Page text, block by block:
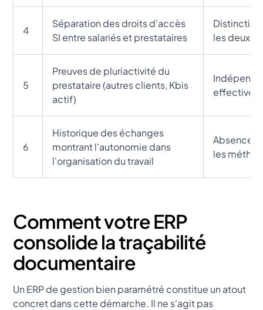
4
Séparation des droits d'accès
SI entre salariés et prestataires
les deux
5
Preuves de pluriactivité du
prestataire (autres clients, Kbis
actif)
effective
6
Historique des échanges
montrant l'autonomie dans
l'organisation du travail
Absence
les
Comment votre ERP
consolide la traçabilité
documentaire
Un ERP de gestion bien paramétré constitue un atout
concret dans cette démarche. Il ne s'agit pas